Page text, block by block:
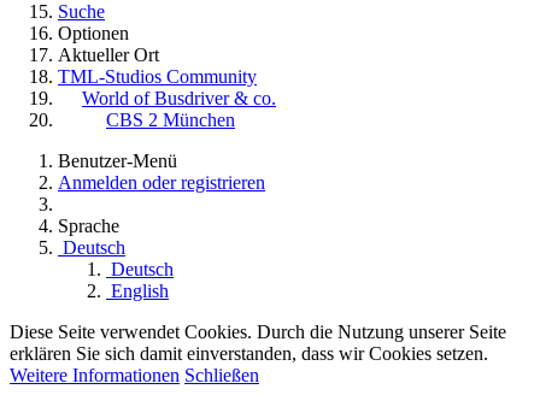
Suche
Optionen
Aktueller Ort
TML-Studios Community
World of Busdriver & co.
CBS 2 München
Benutzer-Menü
Anmelden oder registrieren
Sprache
Deutsch
Deutsch
English
Diese Seite verwendet Cookies. Durch die Nutzung unserer Seite
erklären Sie sich damit einverstanden, dass wir Cookies setzen.
Weitere Informationen Schließen